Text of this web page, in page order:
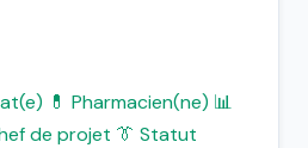
💊 Pharmacien(ne) 📊
de projet 👔 Statut